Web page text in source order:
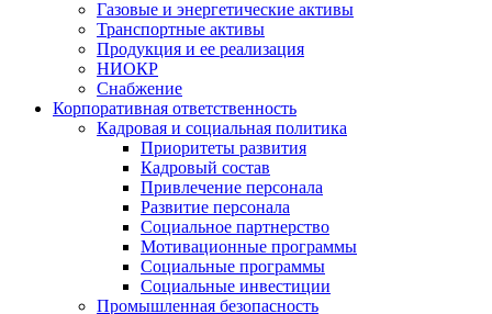
Газовые и энергетические активы
Транспортные активы
Продукция и ее реализация
НИОКР
Снабжение
Корпоративная ответственность
Кадровая и социальная политика
Приоритеты развития
Кадровый состав
Привлечение персонала
Развитие персонала
Социальное партнерство
Мотивационные программы
Социальные программы
Социальные инвестиции
Промышленная безопасность